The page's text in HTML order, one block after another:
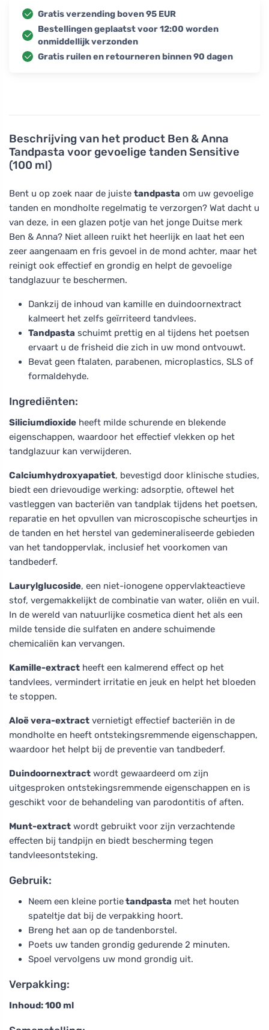
Beschrijving van het product Ben & Anna
Tandpasta voor gevoelige tanden Sensitive
(100 ml)
Bent u op zoek naar de juiste tandpasta om uw gevoelige
tanden en mondholte regelmatig te verzorgen? Wat dacht u
van deze, in een glazen potje van het jonge Duitse merk
Ben & Anna? Niet alleen ruikt het heerlijk en laat het een
zeer aangenaam en fris gevoel in de mond achter, maar het
reinigt ook effectief en grondig en helpt de gevoelige
tandglazuur te beschermen.
Dankzij de inhoud van kamille en duindoornextract
kalmeert het zelfs geïrriteerd tandvlees.
Tandpasta schuimt prettig en al tijdens het poetsen
ervaart u de frisheid die zich in uw mond ontvouwt.
Bevat geen ftalaten, parabenen, microplastics, SLS of
formaldehyde.
Ingrediënten:
Siliciumdioxide heeft milde schurende en blekende
eigenschappen, waardoor het effectief vlekken op het
tandglazuur kan verwijderen.
Calciumhydroxyapatiet, bevestigd door klinische studies,
biedt een drievoudige werking: adsorptie, oftewel het
vastleggen van bacteriën van tandplak tijdens het poetsen,
reparatie en het opvullen van microscopische scheurtjes in
de tanden en het herstel van gedemineraliseerde gebieden
van het tandoppervlak, inclusief het voorkomen van
tandbederf.
Laurylglucoside, een niet-ionogene oppervlakteactieve
stof, vergemakkelijkt de combinatie van water, oliën en vuil.
In de wereld van natuurlijke cosmetica dient het als een
milde tenside die sulfaten en andere schuimende
chemicaliën kan vervangen.
Kamille-extract heeft een kalmerend effect op het
tandvlees, vermindert irritatie en jeuk en helpt het bloeden
te stoppen.
Aloë vera-extract vernietigt effectief bacteriën in de
mondholte en heeft ontstekingsremmende eigenschappen,
waardoor het helpt bij de preventie van tandbederf.
Duindoornextract wordt gewaardeerd om zijn
uitgesproken ontstekingsremmende eigenschappen en is
geschikt voor de behandeling van parodontitis of aften.
Munt-extract wordt gebruikt voor zijn verzachtende
effecten bij tandpijn en biedt bescherming tegen
tandvleesontsteking.
Gebruik:
Neem een kleine portietandpasta met het houten
spateltje dat bij de verpakking hoort.
Breng het aan op de tandenborstel.
Poets uw tanden grondig gedurende 2 minuten.
Spoel vervolgens uw mond grondig uit.
Verpakking:
Inhoud: 100 ml
Gratis verzending boven 95 EUR
Bestellingen geplaatst voor 12:00 worden
onmiddellijk verzonden
Gratis ruilen en retourneren binnen 90 dagen